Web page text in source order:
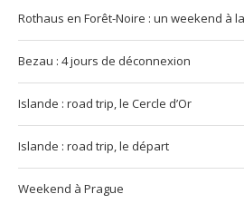
Rothaus en Forêt-Noire : un weekend à
Bezau : 4 jours de déconnexion
Islande : road trip, le Cercle d’Or
Islande : road trip, le départ
Weekend à Prague